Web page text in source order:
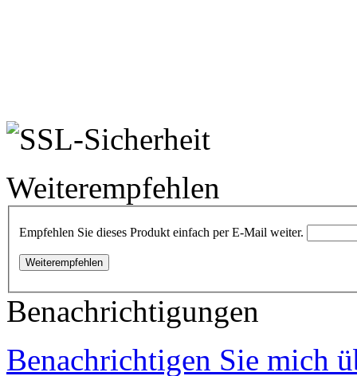
Weiterempfehlen
Empfehlen Sie dieses Produkt einfach per E-Mail weiter.
Weiterempfehlen
Benachrichtigungen
Benachrichtigen Sie mich